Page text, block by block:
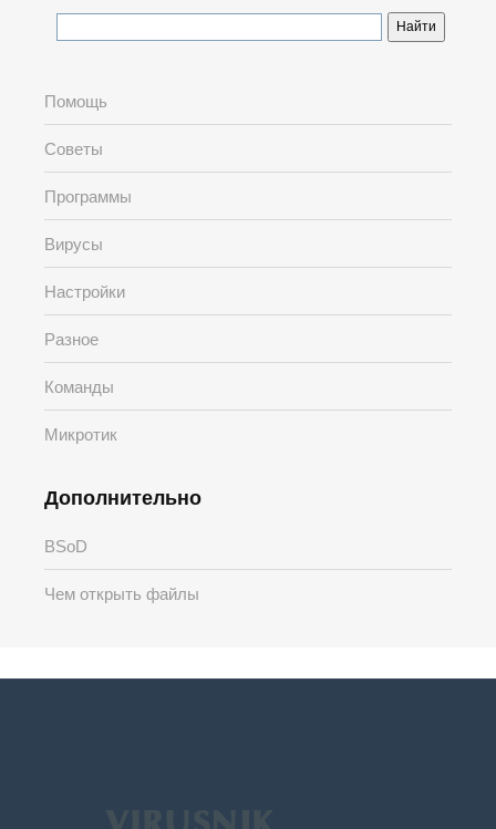
Помощь
Советы
Программы
Вирусы
Настройки
Разное
Команды
Микротик
Дополнительно
BSoD
Чем открыть файлы